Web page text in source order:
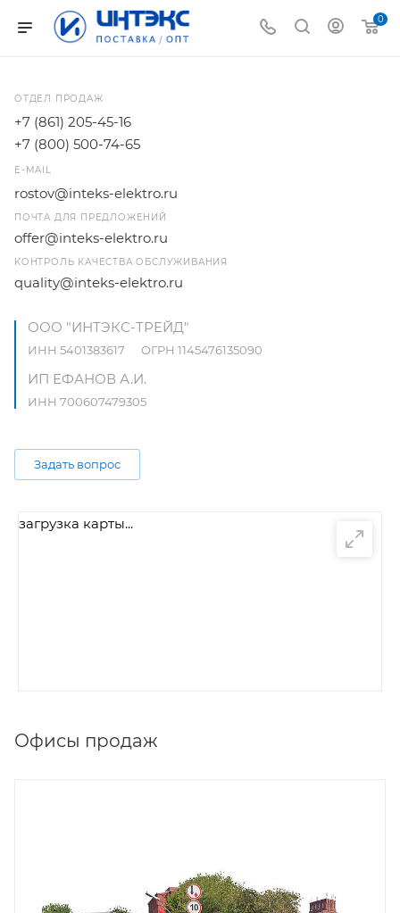
0
ОТДЕЛ ПРОДАЖ
+7 (861) 205-45-16
+7 (800) 500-74-65
E-MAIL
rostov@inteks-elektro.ru
ПОЧТА ДЛЯ ПРЕДЛОЖЕНИЙ
offer@inteks-elektro.ru
КОНТРОЛЬ КАЧЕСТВА ОБСЛУЖИВАНИЯ
quality@inteks-elektro.ru
ООО "ИНТЭКС-ТРЕЙД"
ИНН 5401383617 ОГРН 1145476135090
ИП ЕФАНОВ А.И.
ИНН 700607479305
Задать вопрос
загрузка карты...
Офисы продаж